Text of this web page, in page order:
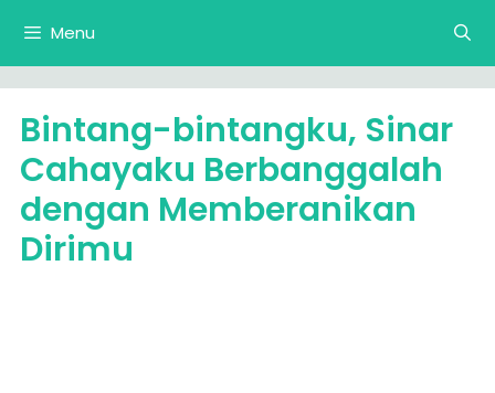
isi
Menu
Bintang-bintangku, Sinar
Cahayaku Berbanggalah
dengan Memberanikan
Dirimu